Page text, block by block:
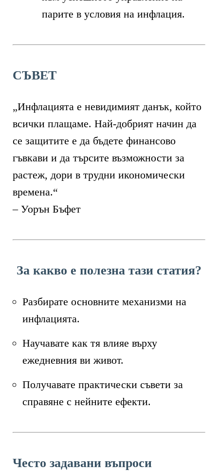
парите в условия на инфлация.
СЪВЕТ
„Инфлацията е невидимият данък, който
всички плащаме. Най-добрият начин да
се защитите е да бъдете финансово
гъвкави и да търсите възможности за
растеж, дори в трудни икономически
времена.“
– Уорън Бъфет
За какво е полезна тази статия?
Разбирате основните механизми на
инфлацията.
Научавате как тя влияе върху
ежедневния ви живот.
Получавате практически съвети за
справяне с нейните ефекти.
Често задавани въпроси